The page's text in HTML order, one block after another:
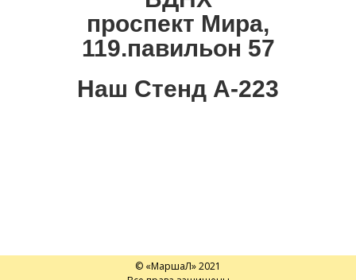
проспект Мира,
119.павильон 57
Наш Стенд А-223
© «МаршаЛ» 2021